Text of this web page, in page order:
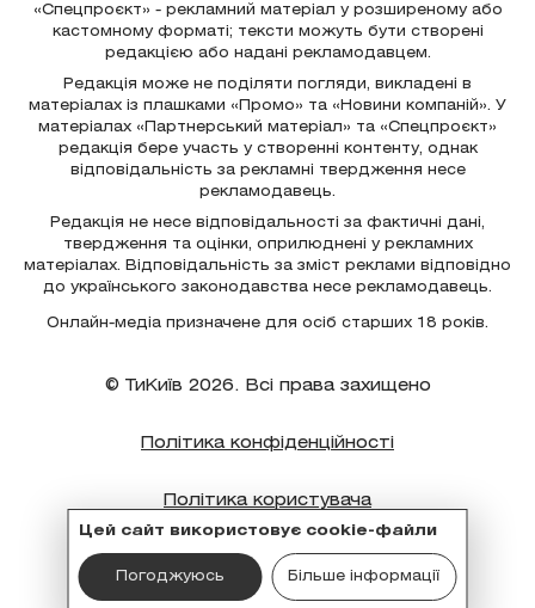
Цей сайт використовує cookie-файли
Погоджуюсь Більше інформації
«Спецпроєкт» - рекламний матеріал у розширеному або
кастомному форматі; тексти можуть бути створені
редакцією або надані рекламодавцем.
Редакція може не поділяти погляди, викладені в
матеріалах із плашками «Промо» та «Новини компаній». У
матеріалах «Партнерський матеріал» та «Спецпроєкт»
редакція бере участь у створенні контенту, однак
відповідальність за рекламні твердження несе
рекламодавець.
Редакція не несе відповідальності за фактичні дані,
твердження та оцінки, оприлюднені у рекламних
матеріалах. Відповідальність за зміст реклами відповідно
до українського законодавства несе рекламодавець.
Онлайн-медіа призначене для осіб старших 18 років.
© ТиКиїв 2026. Всі права захищено
Політика конфіденційності
Політика користувача
Політика cookie